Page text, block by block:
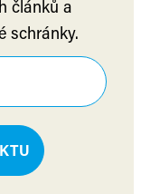
článků a
schránky.